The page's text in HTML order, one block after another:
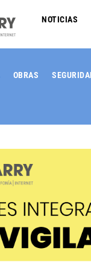
NOTICIAS
OBRAS